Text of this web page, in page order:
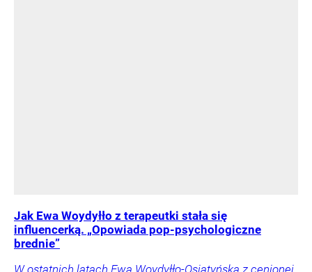
Jak Ewa Woydyłło z terapeutki stała się
influencerką. „Opowiada pop-psychologiczne
brednie”
W ostatnich latach Ewa Woydyłło-Osiatyńska z cenionej